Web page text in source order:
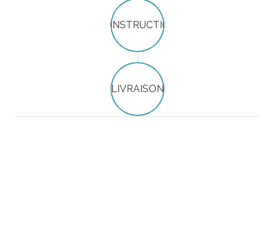
CONSTRUCTION
LIVRAISON